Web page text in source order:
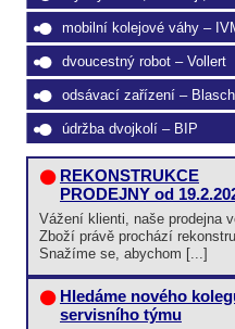
mobilní kolejové váhy –
dvoucestný robot – Vollert
odsávací zařízení –
údržba dvojkolí – BIP
REKONSTRUKCE
PRODEJNY od
Vážení klienti, naše prodejna
Zboží právě prochází
Snažíme se, abychom [...]
Hledáme nového
servisního týmu